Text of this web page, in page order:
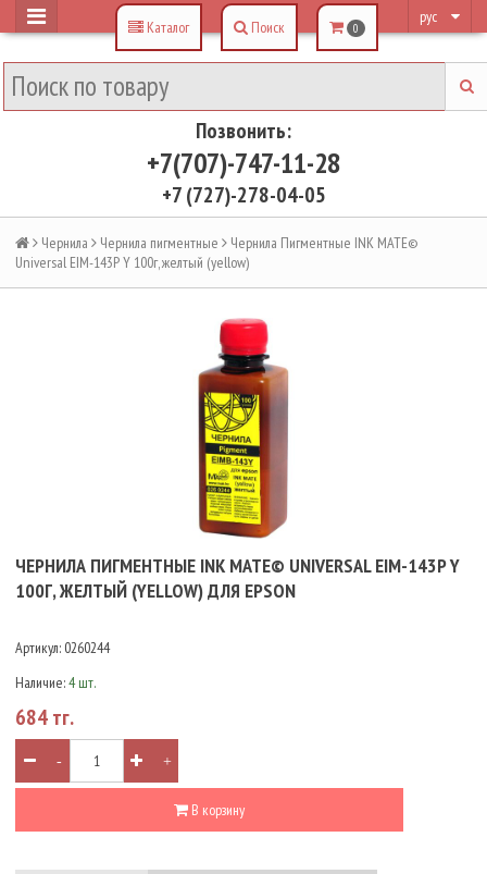
рус
Позвонить:
+7(707)-747-11-28
+7 (727)-278-04-05
Каталог Поиск 0
Чернила Чернила пигментные
Чернила Пигментные INK MATE©
Universal EIM-143P Y 100г, желтый (yellow)
ЧЕРНИЛА ПИГМЕНТНЫЕ INK MATE© UNIVERSAL EIM-143P Y
100Г, ЖЕЛТЫЙ (YELLOW) ДЛЯ EPSON
Артикул: 0260244
Наличие:4 шт.
684 тг.
- +
В корзину